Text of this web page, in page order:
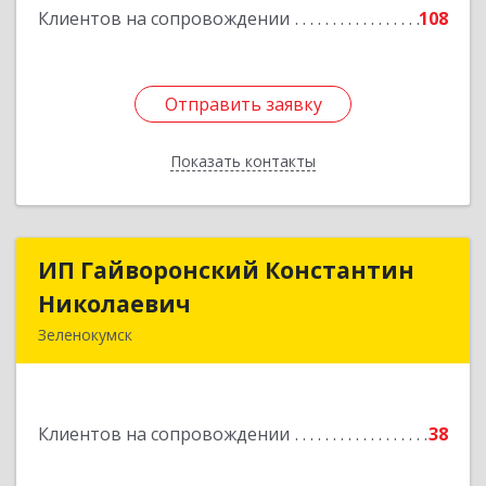
Клиентов на сопровождении 108
Отправить заявку
Показать контакты
Отправить заявку
Назад
ИП Гайворонский Константин
Николаевич
Зеленокумск
Клиентов на сопровождении 38
ИП Гайворонский Константин
Подробнее